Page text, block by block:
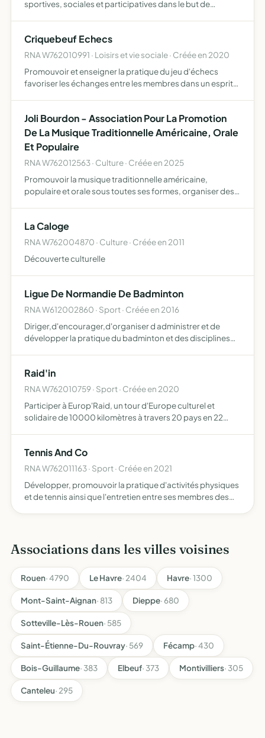
sportives, sociales et participatives dans le but de
vides-greniers, t…
Criquebeuf Echecs
RNA W762010991 · Loisirs et vie sociale · Créée en 2020
Promouvoir et enseigner la pratique du jeu d'échecs
favoriser les échanges entre les membres dans un esprit
jou…
Joli Bourdon - Association Pour La Promotion
De La Musique Traditionnelle Américaine, Orale
Et Populaire
RNA W762012563 · Culture · Créée en 2025
Promouvoir la musique traditionnelle américaine,
populaire et orale sous toutes ses formes, organiser des
La Caloge
RNA W762004870 · Culture · Créée en 2011
Découverte culturelle
Ligue De Normandie De Badminton
RNA W612002860 · Sport · Créée en 2016
Diriger,d'encourager,d'organiser d administrer et de
développer la pratique du badminton et des disciplines
physiques…
Raid'in
RNA W762010759 · Sport · Créée en 2020
Participer à Europ'Raid, un tour d'Europe culturel et
solidaire de 10000 kilomètres à travers 20 pays en 22
défavorisées d…
Tennis And Co
RNA W762011163 · Sport · Créée en 2021
Développer, promouvoir la pratique d'activités physiques
et de tennis ainsi que l'entretien entre ses membres des
Associations dans les villes voisines
Rouen· 4790 Le Havre· 2404 Havre· 1300
Mont-Saint-Aignan· 813 Dieppe· 680
Sotteville-Lès-Rouen· 585
Saint-Étienne-Du-Rouvray· 569 Fécamp· 430
Bois-Guillaume· 383 Elbeuf· 373 Montivilliers· 305
Canteleu· 295